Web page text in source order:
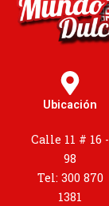
Ubicación
Calle 11 # 16 -
98
Tel: 300 870
1381